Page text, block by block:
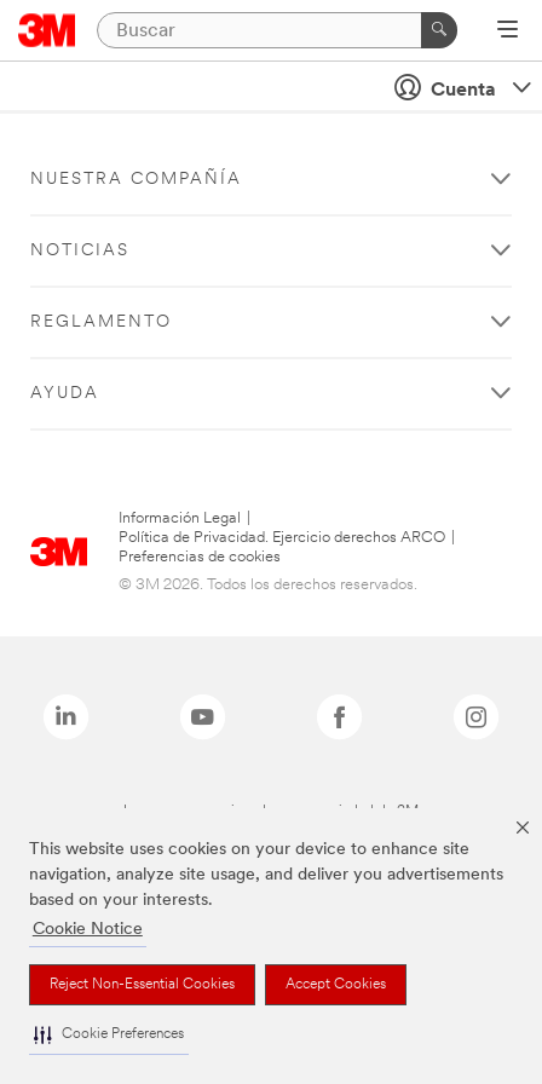
This website uses cookies on your device to enhance site
navigation, analyze site usage, and deliver you advertisements
based on your interests.
Cookie Notice
Reject Non-Essential Cookies Accept Cookies
Cookie Preferences
Cuenta
NUESTRA COMPAÑÍA
NOTICIAS
REGLAMENTO
AYUDA
Información Legal
Política de Privacidad. Ejercicio derechos ARCO
Preferencias de cookies
© 3M 2026. Todos los derechos reservados.
Las marcas mencionadas son propiedad de 3M